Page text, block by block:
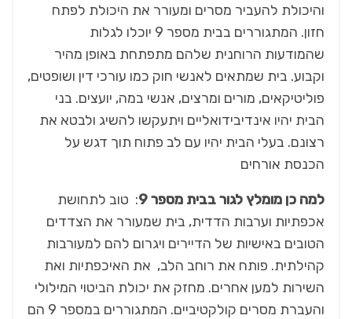
והיכולת להעביר מסרים ומעורר את היכולת לפתח
חזון. המתגוררים בבית מספר 9 יוכלו לגלות
שהמודעות הרוחנית שלהם מתפתחת באופן מהיר
וקבוע. בית שמתאים לאנשי חוק כמו עורכי דין ושופטים,
פוליטיקאים, מורים ומרצים, אנשי במה, יועצים. בני
הבית יהיו אינדיבידואליים ויתעקשו להשיג ולבטא את
רצונם. בעלי הבית יהיו עם לב פתוח תוך דגש על
הכנסת אורחים
למה כן מומלץ לגור בבית מספר 9
: טוב לתחושת
אכפתיות וערבות הדדית, בית שמעורר את הצדדים
הטובים באישיות של הדיירים ויגרום להם למעורבות
קהילתית. פותח את רוחב הלב, את האיכפתיות ואת
השירות למען אחרים. מחזק את יכולת הביטוי המילולי
והעברת מסרים קולקטיביים. המתגוררים במספר 9 הם